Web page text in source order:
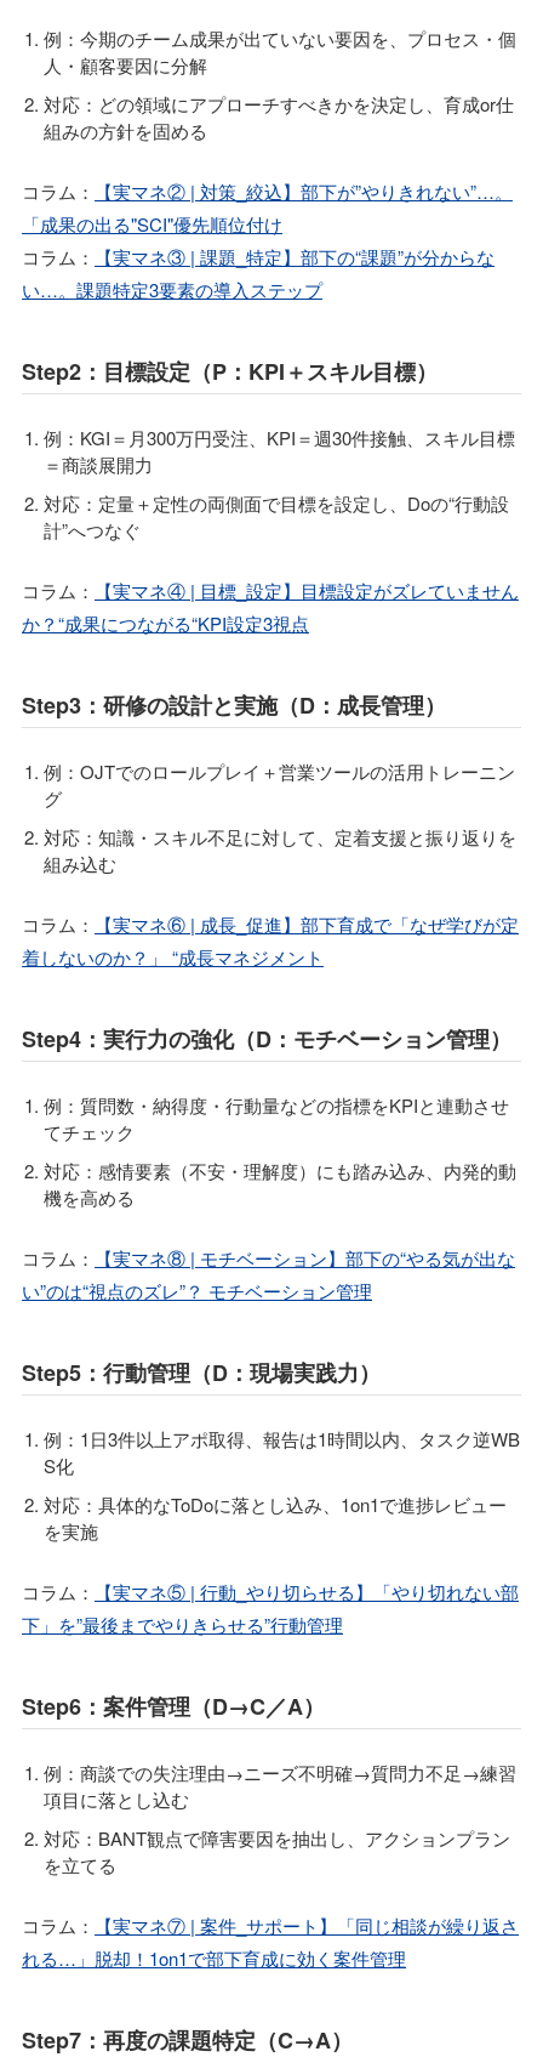
例：今期のチーム成果が出ていない要因を、プロセス・個
人・顧客要因に分解
対応：どの領域にアプローチすべきかを決定し、育成or仕
組みの方針を固める
コラム：
【実マネ② | 対策_絞込】部下が”やりきれない”…。
「成果の出る"SCI"優先順位付け
コラム：
【実マネ③ | 課題_特定】部下の“課題”が分からな
い…。課題特定3要素の導入ステップ
Step2：目標設定（P：KPI＋スキル目標）
例：KGI＝月300万円受注、KPI＝週30件接触、スキル目標
＝商談展開力
対応：定量＋定性の両側面で目標を設定し、Doの“行動設
計”へつなぐ
コラム：
【実マネ④ | 目標_設定】目標設定がズレていません
か？“成果につながる“KPI設定3視点
Step3：研修の設計と実施（D：成長管理）
例：OJTでのロールプレイ＋営業ツールの活用トレーニン
グ
対応：知識・スキル不足に対して、定着支援と振り返りを
組み込む
コラム：
【実マネ⑥ | 成長_促進】部下育成で「なぜ学びが定
着しないのか？」 “成長マネジメント
Step4：実行力の強化（D：モチベーション管理）
例：質問数・納得度・行動量などの指標をKPIと連動させ
てチェック
対応：感情要素（不安・理解度）にも踏み込み、内発的動
機を高める
コラム：
【実マネ⑧ | モチベーション】部下の“やる気が出な
い”のは“視点のズレ”？ モチベーション管理
Step5：行動管理（D：現場実践力）
例：1日3件以上アポ取得、報告は1時間以内、タスク逆WB
S化
対応：具体的なToDoに落とし込み、1on1で進捗レビュー
を実施
コラム：
【実マネ⑤ | 行動_やり切らせる】「やり切れない部
下」を”最後までやりきらせる”行動管理
Step6：案件管理（D→C／A）
例：商談での失注理由→ニーズ不明確→質問力不足→練習
項目に落とし込む
対応：BANT観点で障害要因を抽出し、アクションプラン
を立てる
コラム：
【実マネ⑦ | 案件_サポート】「同じ相談が繰り返さ
れる…」脱却！1on1で部下育成に効く案件管理
Step7：再度の課題特定（C→A）